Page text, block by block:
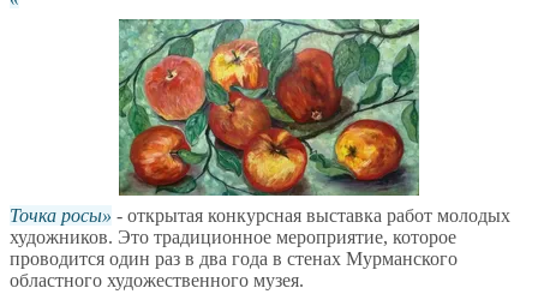
Точка росы
- открытая конкурсная выставка работ молодых
художников. Это традиционное мероприятие, которое
проводится один раз в два года в стенах Мурманского
областного художественного музея.